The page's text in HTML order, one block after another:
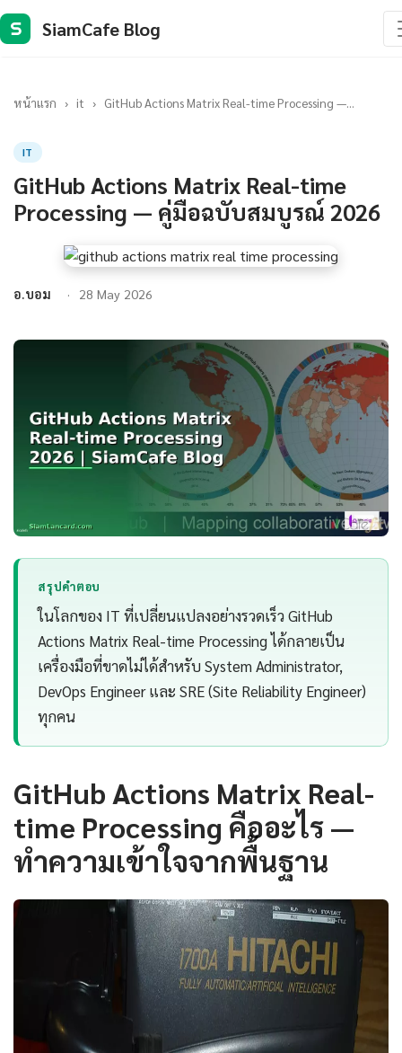
S SiamCafe Blog
หน้าแรก › it › GitHub Actions Matrix Real-time Processing —...
IT
GitHub Actions Matrix Real-time
Processing — คู่มือฉบับสมบูรณ์ 2026
อ.บอม 28 May 2026
สรุปคำตอบ
ในโลกของ IT ที่เปลี่ยนแปลงอย่างรวดเร็ว GitHub
Actions Matrix Real-time Processing ได้กลายเป็น
เครื่องมือที่ขาดไม่ได้สำหรับ System Administrator,
DevOps Engineer และ SRE (Site Reliability Engineer)
ทุกคน
GitHub Actions Matrix Real-
time Processing คืออะไร —
ทำความเข้าใจจากพื้นฐาน